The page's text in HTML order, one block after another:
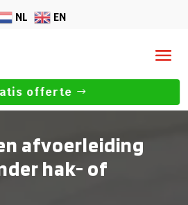
NL EN
offerte
afvoerleiding
hak- of